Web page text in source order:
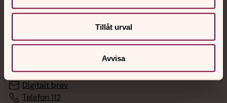
Tillåt urval
Avvisa
Jourhavande präst
Akut samtals- och krisstöd. Prata eller chatta anonymt
med en präst på kvällar och nätter.
Chatt
Digitalt brev
Telefon 112